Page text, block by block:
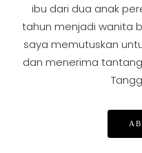
ibu dari dua anak
tahun menjadi wanita
saya memutuskan
dan menerima